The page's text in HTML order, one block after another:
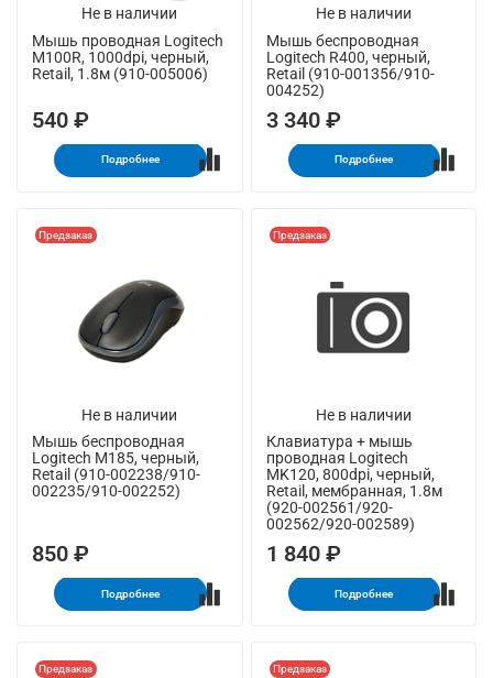
Не в наличии
Мышь проводная Logitech
M100R, 1000dpi, черный,
Retail, 1.8м (910-005006)
540 ₽
Подробнее
Не в наличии
Мышь беспроводная
Logitech R400, черный,
Retail (910-001356/910-
004252)
3 340 ₽
Подробнее
Не в наличии
Предзаказ
Мышь беспроводная
Logitech M185, черный,
Retail (910-002238/910-
002235/910-002252)
850 ₽
Подробнее
Не в наличии
Предзаказ
Клавиатура + мышь
проводная Logitech
MK120, 800dpi, черный,
Retail, мембранная, 1.8м
(920-002561/920-
002562/920-002589)
1 840 ₽
Подробнее
Предзаказ Предзаказ